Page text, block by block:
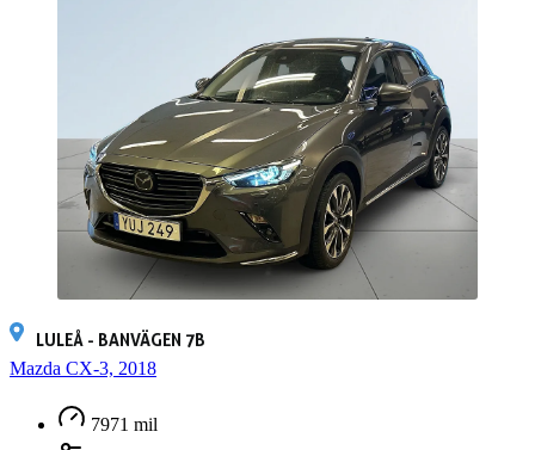
LULEÅ - BANVÄGEN 7B
Mazda CX-3, 2018
7971 mil